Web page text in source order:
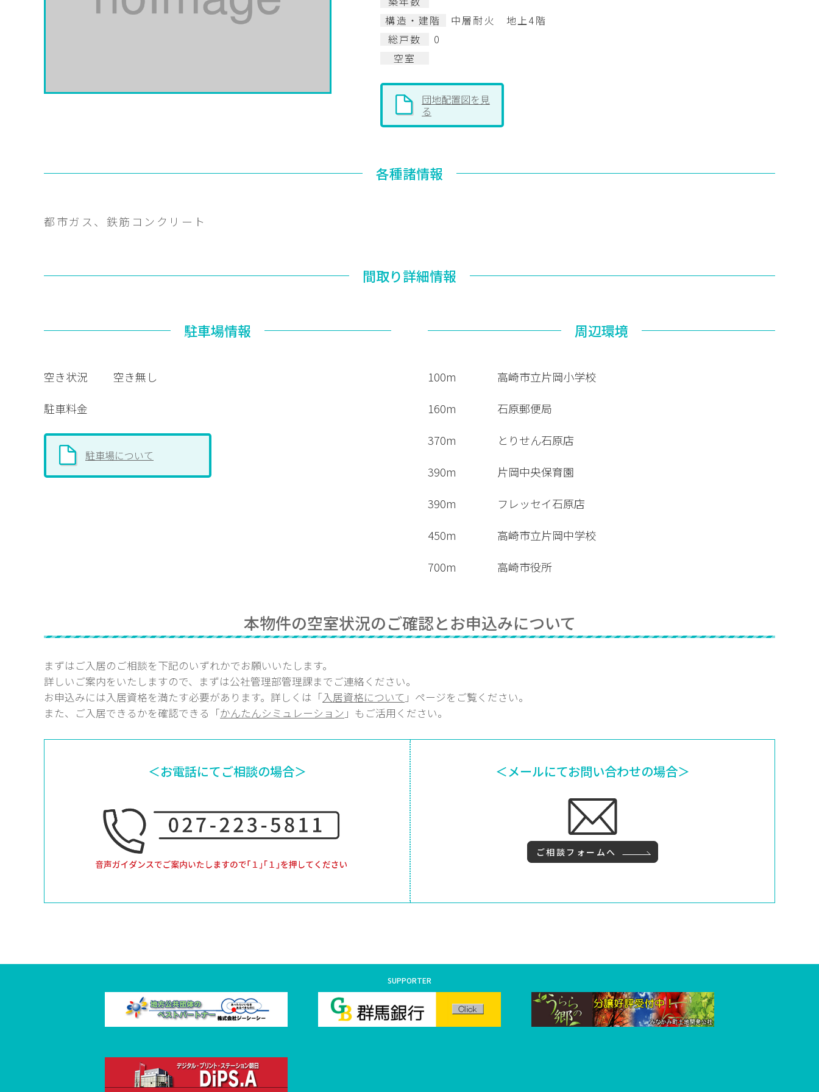
構造・建階
中層耐火 地上4階
総戸数
0
空室
団地配置図を見
る
各種諸情報
都市ガス、鉄筋コンクリート
間取り詳細情報
駐車場情報
空き状況
空き無し
駐車料金
駐車場について
周辺環境
100m
高崎市立片岡小学校
160m
石原郵便局
370m
とりせん石原店
390m
片岡中央保育園
390m
フレッセイ石原店
450m
高崎市立片岡中学校
700m
高崎市役所
本物件の空室状況のご確認とお申込みについて
まずはご入居のご相談を下記のいずれかでお願いいたします。
詳しいご案内をいたしますので、まずは公社管理部管理課までご連絡ください。
お申込みには入居資格を満たす必要があります。詳しくは「入居資格について 」ページをご覧ください。
また、ご入居できるかを確認できる「かんたんシミュレーション 」もご活用ください。
＜お電話にてご相談の場合＞ ＜メールにてお問い合わせの場合＞
ご相談フォームへ
SUPPORTER